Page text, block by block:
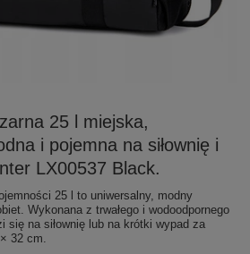
25 l miejska,
i pojemna na siłownię i
LX00537 Black.
25 l to uniwersalny, modny
Wykonana z trwałego i wodoodpornego
się na siłownię lub na krótki wypad za
32 cm.